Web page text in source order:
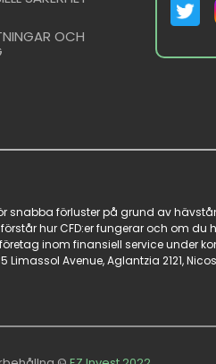
OCH
snabba förluster på grund av
hur CFD:er fungerar och om
inom finansiell service under
Avenue, Aglantzia 2121,